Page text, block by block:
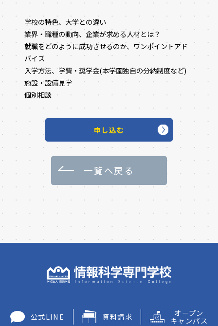
学校の特色、大学との違い
業界・職種の動向、企業が求める人材とは？
就職をどのように成功させるのか、ワンポイントアド
バイス
入学方法、学費・奨学金(本学園独自の分納制度など)
施設・設備見学
個別相談
申し込む
一覧へ戻る
公式LINE 資料請求 オープン
キャンパス